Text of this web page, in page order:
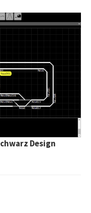
Design